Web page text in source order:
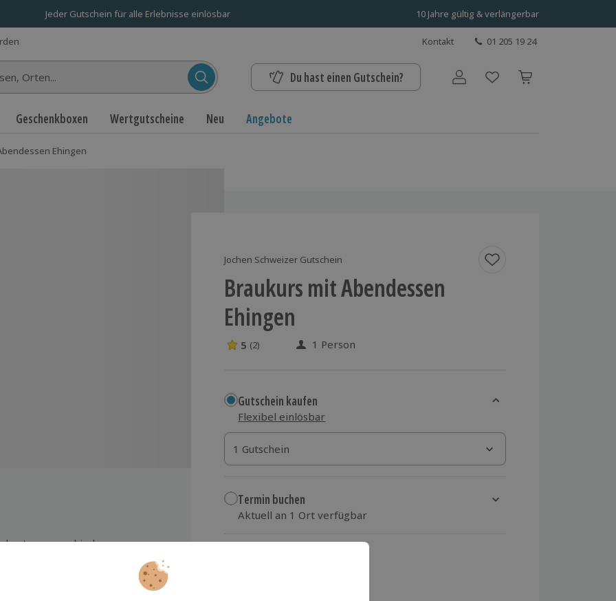
Jeder Gutschein für alle Erlebnisse einlösbar 10 Jahre gültig & verlängerbar
Kontakt 01 205 19 24
Du hast einen Gutschein? Benutzerkonto
Geschenkboxen Wertgutscheine Neu Angebote
Ehingen
Jochen Schweizer Gutschein
Braukurs mit Abendessen
Ehingen
5 Sterne von 5 aus 2 Bewertungen
5 (2) 1 Person
Gutschein kaufen
Flexibel einlösbar
1 Gutschein
1 Gutschein
1 Gutschein
Termin buchen
Aktuell an 1 Ort verfügbar
Wähle im nächsten Schritt einen Termin aus
verschiedener